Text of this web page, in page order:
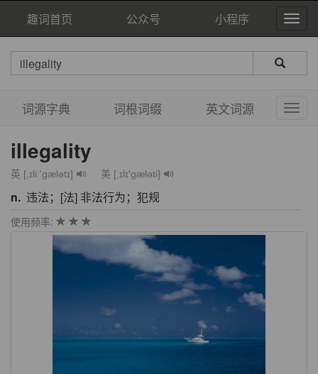
趣词首页 公众号 小程序
词源字典 词根词缀 英文词源
illegality
英 [,ɪliː'ɡælətɪ] 美 [,ɪlɪ'ɡæləti]
n. 违法；[法] 非法行为；犯规
使用频率: